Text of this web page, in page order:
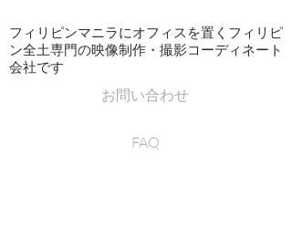
フィリピンマニラにオフィスを置くフィリピ
ン全土専門の映像制作・撮影コーディネート
会社です
お問い合わせ
FAQ